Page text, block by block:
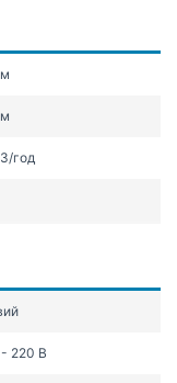
год
- 220 В